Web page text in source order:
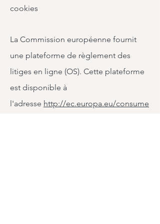
cookies
La Commission européenne fournit
une plateforme de règlement des
litiges en ligne (OS). Cette plateforme
est disponible à
l'adresse http://ec.europa.eu/consume